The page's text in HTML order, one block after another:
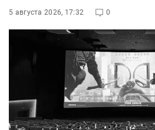
5 августа 2026, 17:32 0